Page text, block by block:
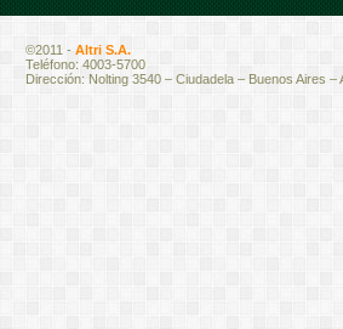
©2011 - Altri S.A.
Teléfono: 4003-5700
Dirección: Nolting 3540 – Ciudadela – Buenos Aires –